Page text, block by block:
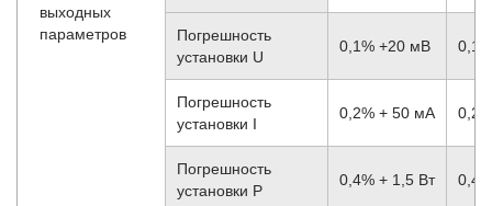
выходных
параметров
Погрешность
установки U
0,1% +20 мВ
Погрешность
установки I
0,2% + 50 мА
Погрешность
установки P
0,4% + 1,5 Вт